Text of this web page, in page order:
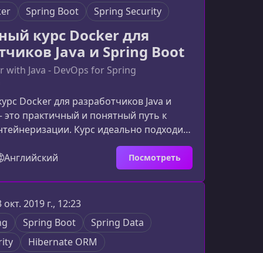
Spring Boot Spring Security
курс Docker для
Java и Spring Boot
with Java - DevOps for Spring
Docker для разработчиков Java и
практичный и понятный путь к
Курс идеально подходит
быстро научиться работать с Docker,
Spring Boot приложения и уверенно
микросервисной и облачной
стоит изучать Docker именно
архитектура стремительно
сторону микросервисов, облачных
Английский Посмотреть
окт. 2019 г., 12:23
Spring Boot
Spring Data
Hibernate ORM